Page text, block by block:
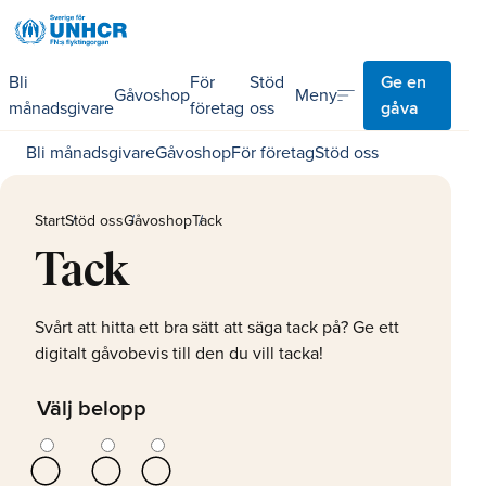
Bli
månadsgivare
Gåvoshop
För
företag
Stöd
oss
Menysort
Ge en
gåva
Bli månadsgivareGåvoshopFör företagStöd oss
StartStöd ossGåvoshopTack
Tack
Svårt att hitta ett bra sätt att säga tack på? Ge ett
digitalt gåvobevis till den du vill tacka!
Välj belopp